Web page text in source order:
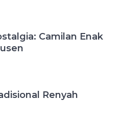
Camilan Enak
Renyah